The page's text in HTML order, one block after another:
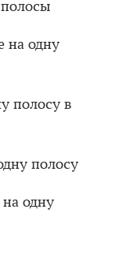
на одну
полосу в
полосу
одну